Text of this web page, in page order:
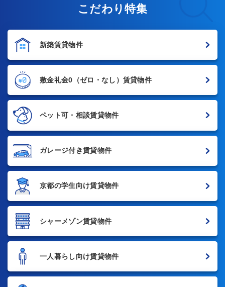
こだわり特集
新築賃貸物件
敷金礼金0 （ゼロ・なし）賃貸物件
ペット可・相談賃貸物件
ガレージ付き賃貸物件
京都の学生向け賃貸物件
シャーメゾン賃貸物件
一人暮らし向け賃貸物件